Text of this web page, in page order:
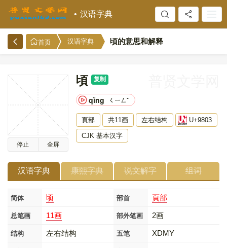
汉语字典
首页 汉语字典 頃的意思和解释
停止 全屏
頃 复制
qǐng ㄑㄧㄥˇ
頁部 共11画 左右结构 U+9803
CJK 基本汉字
汉语字典 康熙字典 说文解字 组词
简体 顷 部首 頁部
总笔画 11画 部外笔画 2画
结构 左右结构 五笔 XDMY